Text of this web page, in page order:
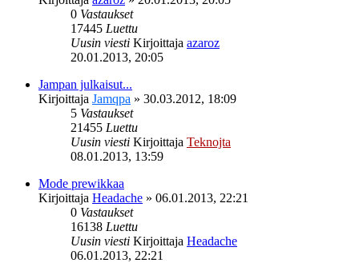
0 Vastaukset
17445 Luettu
Uusin viesti Kirjoittaja azaroz
20.01.2013, 20:05
Jampan julkaisut...
Kirjoittaja Jamqpa » 30.03.2012, 18:09
5 Vastaukset
21455 Luettu
Uusin viesti Kirjoittaja Teknojta
08.01.2013, 13:59
Mode prewikkaa
Kirjoittaja Headache » 06.01.2013, 22:21
0 Vastaukset
16138 Luettu
Uusin viesti Kirjoittaja Headache
06.01.2013, 22:21